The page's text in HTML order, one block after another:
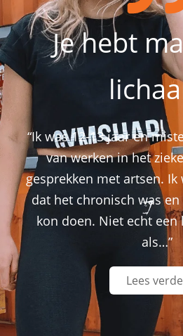
Je hebt
“Ik was 12-13 jaar en
van werken in het
gesprekken met artsen. Ik
dat het chronisch was
kon doen. Niet echt
als…”
Lees